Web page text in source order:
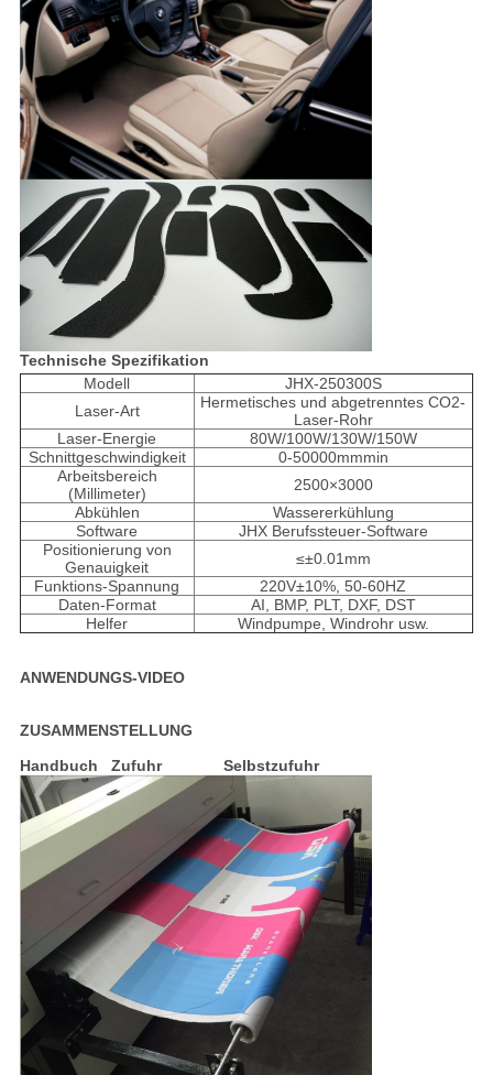
Technische Spezifikation
Modell
JHX-250300S
Laser-Art
Hermetisches und abgetrenntes CO2-
Laser-Rohr
Laser-Energie
80W/100W/130W/150W
Schnittgeschwindigkeit
0-50000mmmin
Arbeitsbereich
(Millimeter)
2500×3000
Abkühlen
Wassererkühlung
Software
JHX Berufssteuer-Software
Positionierung von
Genauigkeit
≤±0.01mm
Funktions-Spannung
220V±10%, 50-60HZ
Daten-Format
AI, BMP, PLT, DXF, DST
Helfer
Windpumpe, Windrohr usw.
ANWENDUNGS-VIDEO
ZUSAMMENSTELLUNG
Handbuch Zufuhr Selbstzufuhr